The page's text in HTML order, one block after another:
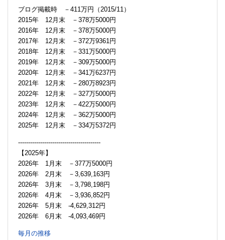
ブログ掲載時 －411万円（2015/11）
2015年 12月末 －378万5000円
2016年 12月末 －378万5000円
2017年 12月末 －372万9361円
2018年 12月末 －331万5000円
2019年 12月末 －309万5000円
2020年 12月末 －341万6237円
2021年 12月末 －280万8923円
2022年 12月末 －327万5000円
2023年 12月末 －422万5000円
2024年 12月末 －362万5000円
2025年 12月末 －334万5372円
-----------------------------------------
【2025年】
2026年 1月末 －377万5000円
2026年 2月末 －3,639,163円
2026年 3月末 －3,798,198円
2026年 4月末 －3,936,852円
2026年 5月末 -4,629,312円
2026年 6月末 -4,093,469円
毎月の推移